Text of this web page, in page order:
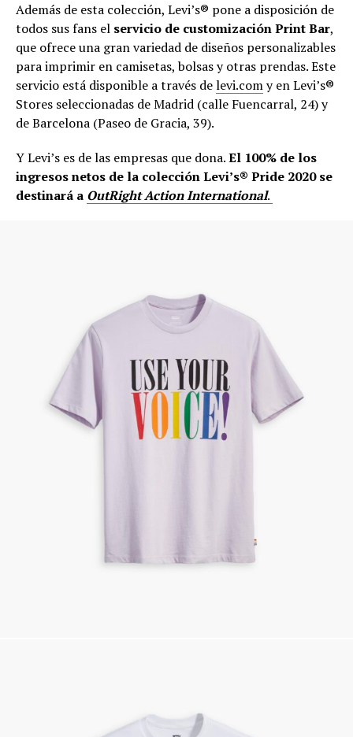
Además de esta colección, Levi’s® pone a disposición de
todos sus fans el servicio de customización Print Bar,
que ofrece una gran variedad de diseños personalizables
para imprimir en camisetas, bolsas y otras prendas. Este
servicio está disponible a través delevi.comy en Levi’s®
Stores seleccionadas de Madrid (calle Fuencarral, 24) y
de Barcelona (Paseo de Gracia, 39).
Y Levi’s es de las empresas que dona.El 100% de los
ingresos netos de la colección Levi’s® Pride 2020 se
destinará a OutRight Action International.